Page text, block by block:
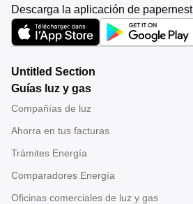
Descarga la aplicación de papernest
Untitled Section
Guías luz y gas
Compañías de luz
Ahorra en tus facturas
Trámites Energía
Comparadores Energía
Oficinas comerciales de luz y gas